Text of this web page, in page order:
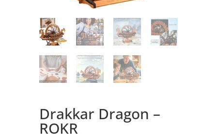
Drakkar Dragon –
ROKR